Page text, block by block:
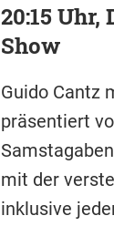
20:15 Uhr,
Show
Guido Cantz
präsentiert
mit der
inklusive